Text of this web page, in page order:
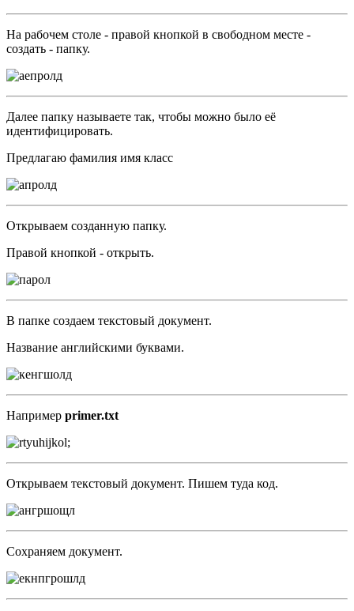
На рабочем столе - правой кнопкой в свободном месте -
создать - папку.
Далее папку называете так, чтобы можно было её
идентифицировать.
Предлагаю фамилия имя класс
Открываем созданную папку.
Правой кнопкой - открыть.
В папке создаем текстовый документ.
Название английскими буквами.
Например primer.txt
Открываем текстовый документ. Пишем туда код.
Сохраняем документ.